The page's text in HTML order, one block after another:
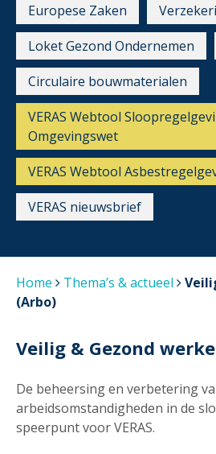
Europese Zaken
Loket Gezond Ondernemen
Circulaire bouwmaterialen
VERAS Webtool
Omgevingswet
VERAS Webtool
VERAS nieuwsbrief
Home Thema’s & actueel
(Arbo)
Veilig & Gezond
De beheersing en verbetering
arbeidsomstandigheden in de
speerpunt voor VERAS.